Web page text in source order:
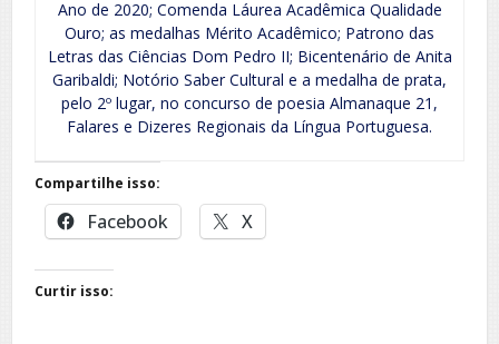
Ano de 2020; Comenda Láurea Acadêmica Qualidade
Ouro; as medalhas Mérito Acadêmico; Patrono das
Letras das Ciências Dom Pedro II; Bicentenário de Anita
Garibaldi; Notório Saber Cultural e a medalha de prata,
pelo 2º lugar, no concurso de poesia Almanaque 21,
Falares e Dizeres Regionais da Língua Portuguesa.
Compartilhe isso:
Facebook X
Curtir isso: